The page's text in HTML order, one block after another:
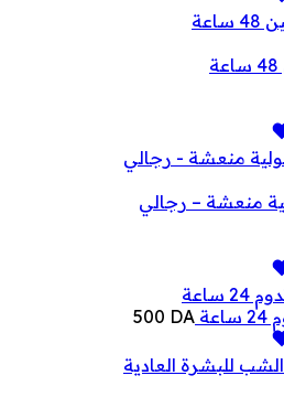
منعشة – رجالي
500 DA